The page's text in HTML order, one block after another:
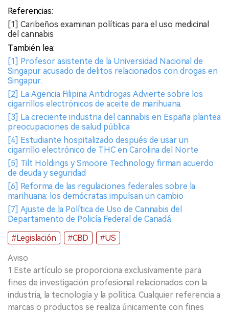
Referencias:
[1] Caribeños examinan políticas para el uso medicinal
del cannabis
También lea:
[1] Profesor asistente de la Universidad Nacional de
Singapur acusado de delitos relacionados con drogas en
Singapur.
[2] La Agencia Filipina Antidrogas Advierte sobre los
cigarrillos electrónicos de aceite de marihuana.
[3] La creciente industria del cannabis en España plantea
preocupaciones de salud pública
[4] Estudiante hospitalizado después de usar un
cigarrillo electrónico de THC en Carolina del Norte
[5] Tilt Holdings y Smoore Technology firman acuerdo
de deuda y seguridad
[6] Reforma de las regulaciones federales sobre la
marihuana: los demócratas impulsan un cambio
[7] Ajuste de la Política de Uso de Cannabis del
Departamento de Policía Federal de Canadá.
#Legislación
#CBD #US
Aviso
1.Este artículo se proporciona exclusivamente para
fines de investigación profesional relacionados con la
industria, la tecnología y la política. Cualquier referencia a
marcas o productos se realiza únicamente con fines